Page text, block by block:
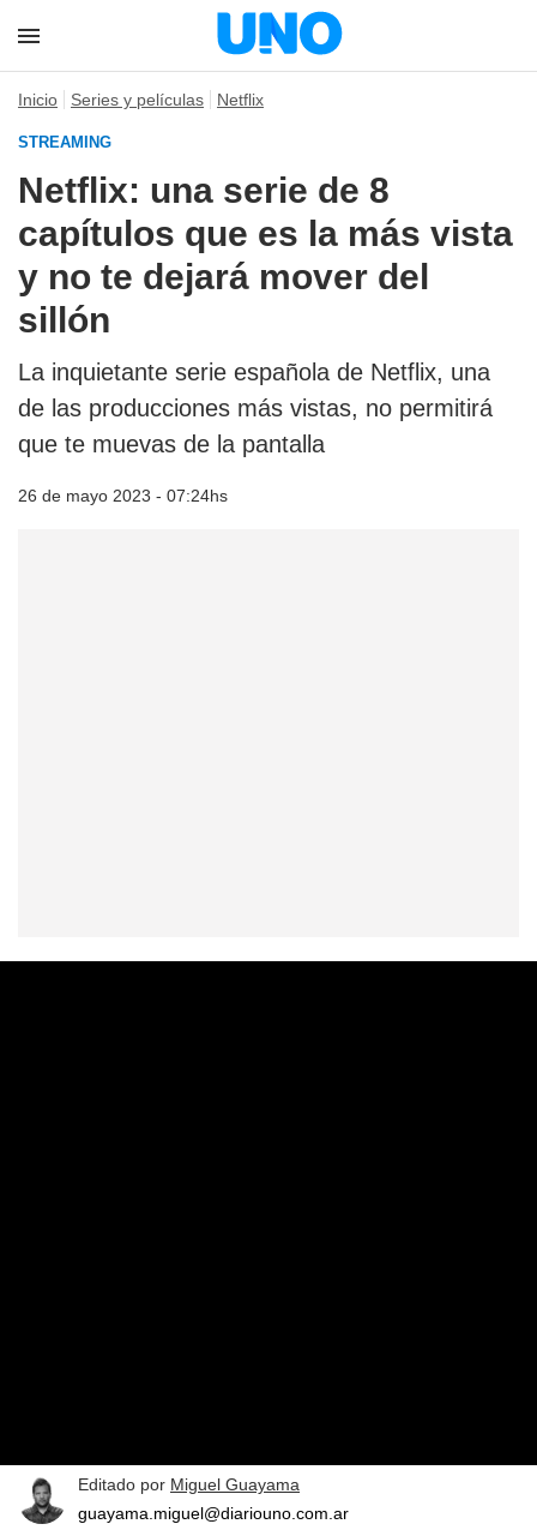
Inicio Series y películas Netflix
STREAMING
Netflix: una serie de 8
capítulos que es la más vista
y no te dejará mover del
sillón
La inquietante serie española de Netflix, una
de las producciones más vistas, no permitirá
que te muevas de la pantalla
26 de mayo 2023 - 07:24hs
Editado por Miguel Guayama
guayama.miguel@diariouno.com.ar